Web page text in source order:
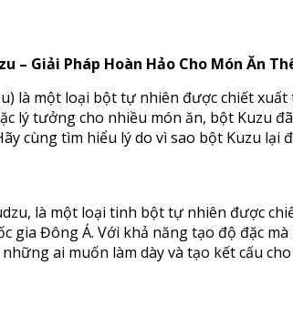
– Giải Pháp Hoàn Hảo Cho Món Ăn
là một loại bột tự nhiên được chiết
lý tưởng cho nhiều món ăn, bột Kuzu
cùng tìm hiểu lý do vì sao bột Kuzu
là một loại tinh bột tự nhiên được
gia Đông Á. Với khả năng tạo độ đặc
ai muốn làm dày và tạo kết cấu